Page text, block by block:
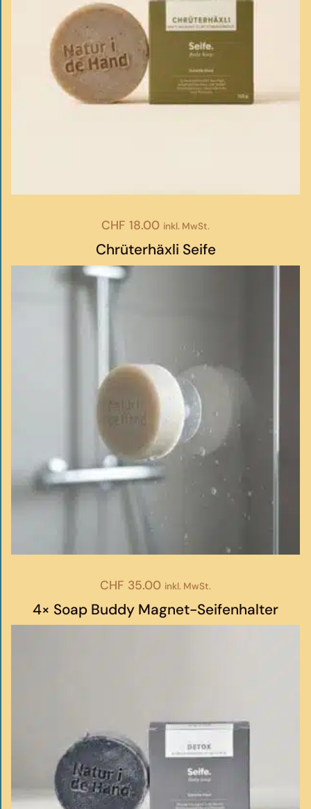
CHF 18.00 inkl. MwSt.
Chrüterhäxli Seife
CHF 35.00 inkl. MwSt.
4× Soap Buddy Magnet-Seifenhalter